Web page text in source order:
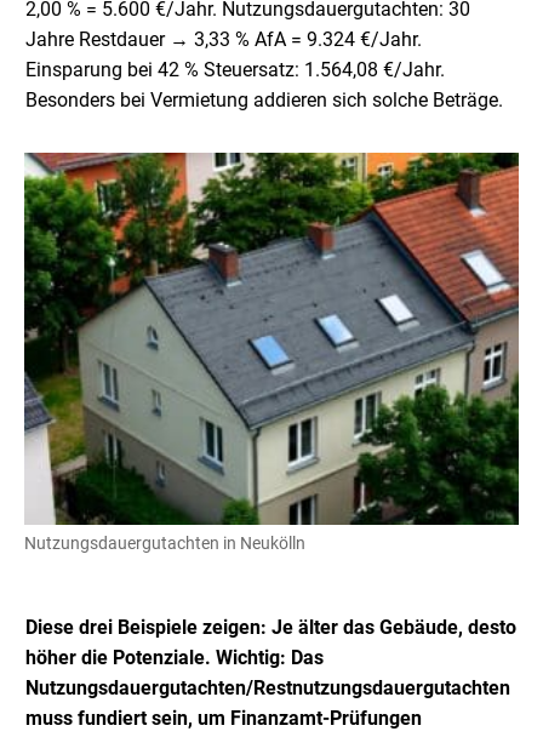
2,00 % = 5.600 €/Jahr. Nutzungsdauergutachten: 30
Jahre Restdauer → 3,33 % AfA = 9.324 €/Jahr.
Einsparung bei 42 % Steuersatz: 1.564,08 €/Jahr.
Besonders bei Vermietung addieren sich solche Beträge.
Nutzungsdauergutachten in Neukölln
Diese drei Beispiele zeigen: Je älter das Gebäude, desto
höher die Potenziale. Wichtig: Das
Nutzungsdauergutachten/Restnutzungsdauergutachten
muss fundiert sein, um Finanzamt-Prüfungen